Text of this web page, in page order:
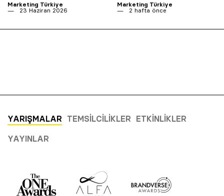
Marketing Türkiye
23 Haziran 2026
Marketing Türkiye
2 hafta önce
YARIŞMALAR TEMSILCILIKLER ETKINLIKLER
YAYINLAR